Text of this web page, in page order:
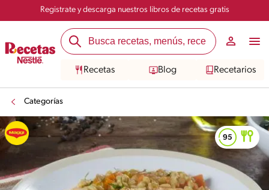
Registrate y descarga nuestros libros de recetas gratis
Recetas Blog Recetarios
Categorías